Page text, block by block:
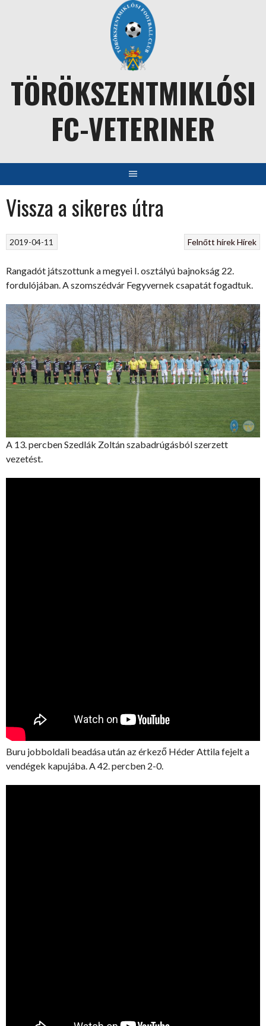
TÖRÖKSZENTMIKLÓSI
FC-VETERINER
Vissza a sikeres útra
Felnőtt hírekHírek
2019-04-11
Rangadót játszottunk a megyei I. osztályú bajnokság 22.
fordulójában. A szomszédvár Fegyvernek csapatát fogadtuk.
A 13. percben Szedlák Zoltán szabadrúgásból szerzett
vezetést.
Buru jobboldali beadása után az érkező Héder Attila fejelt a
vendégek kapujába. A 42. percben 2-0.